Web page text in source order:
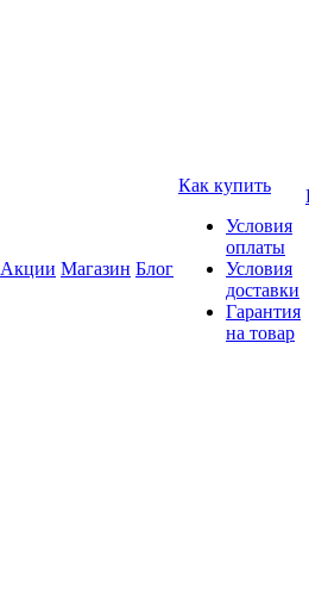
Акции Магазин Блог
Как купить
Условия
оплаты
Условия
доставки
Гарантия
на товар